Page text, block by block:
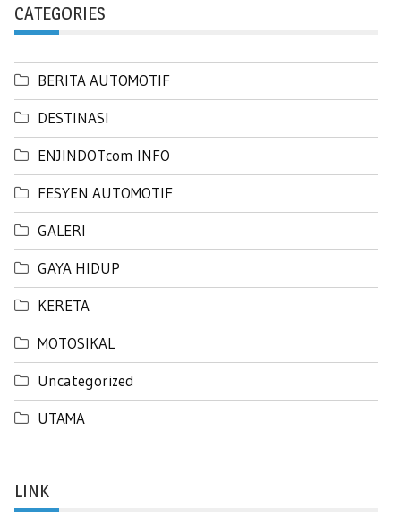
CATEGORIES
BERITA AUTOMOTIF
DESTINASI
ENJINDOTcom INFO
FESYEN AUTOMOTIF
GALERI
GAYA HIDUP
KERETA
MOTOSIKAL
Uncategorized
UTAMA
LINK